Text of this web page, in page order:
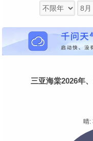
三亚海棠2026年